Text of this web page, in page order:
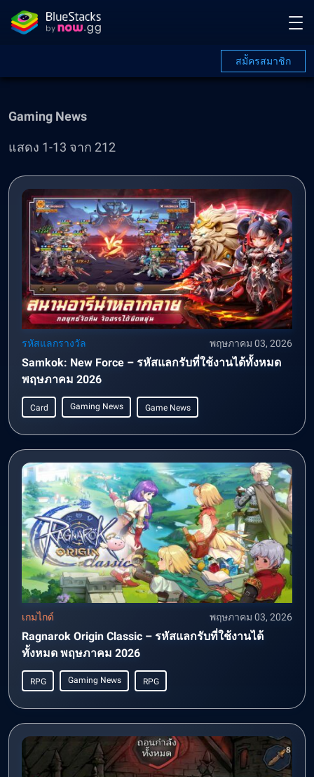
สมััครสมาชิก
Gaming News
แสดง 1-13 จาก 212
รหัสแลกรางวัล พฤษภาคม 03, 2026
Samkok: New Force – รหัสแลกรับที่ใช้งานได้ทั้งหมด
พฤษภาคม 2026
Card Gaming News Game News
เกมไกด์ พฤษภาคม 03, 2026
Ragnarok Origin Classic – รหัสแลกรับที่ใช้งานได้
ทั้งหมด พฤษภาคม 2026
RPG Gaming News RPG